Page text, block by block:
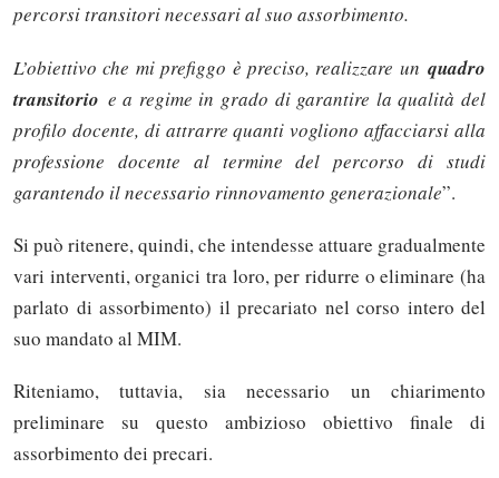
percorsi transitori necessari al suo assorbimento.
L’obiettivo che mi prefiggo è preciso, realizzare un quadro
transitorio e a regime in grado di garantire la qualità del
profilo docente, di attrarre quanti vogliono affacciarsi alla
professione docente al termine del percorso di studi
garantendo il necessario rinnovamento generazionale”.
Si può ritenere, quindi, che intendesse attuare gradualmente
vari interventi, organici tra loro, per ridurre o eliminare (ha
parlato di assorbimento) il precariato nel corso intero del
suo mandato al MIM.
Riteniamo, tuttavia, sia necessario un chiarimento
preliminare su questo ambizioso obiettivo finale di
assorbimento dei precari.